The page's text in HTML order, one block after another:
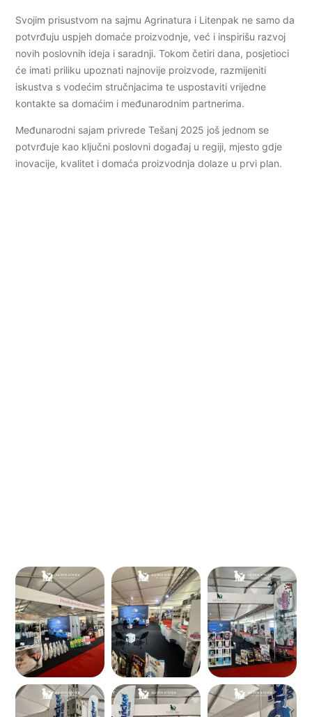
Svojim prisustvom na sajmu Agrinatura i Litenpak ne samo da
potvrđuju uspjeh domaće proizvodnje, već i inspirišu razvoj
novih poslovnih ideja i saradnji. Tokom četiri dana, posjetioci
će imati priliku upoznati najnovije proizvode, razmijeniti
iskustva s vodećim stručnjacima te uspostaviti vrijedne
kontakte sa domaćim i međunarodnim partnerima.
Međunarodni sajam privrede Tešanj 2025 još jednom se
potvrđuje kao ključni poslovni događaj u regiji, mjesto gdje
inovacije, kvalitet i domaća proizvodnja dolaze u prvi plan.